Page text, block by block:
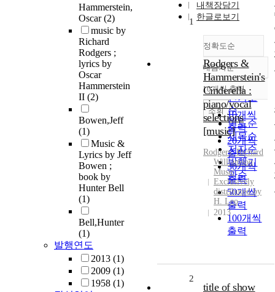
Hammerstein,
Oscar(2)
music by
Richard
Rodgers ;
lyrics by
Oscar
Hammerstein
II (2)
Bowen,Jeff
(1)
Music &
Lyrics by Jeff
Bowen ;
book by
Hunter Bell
(1)
Bell,Hunter
(1)
발행연도
2013 (1)
2009 (1)
1958 (1)
내책장담기
한글로보기
정확도순
정확도
순
인기도
순
연도순
제목순
저자순
발행기
관순
내림차순
내림차순
10개씩 출력
10개씩
출력
20개씩
출력
30개씩
출력
50개씩
출력
100개씩
출력
조회
1
Rodgers &
Hammerstein's
Cinderella :
piano/vocal
selections
[music]
Rodgers, Richard
Williamson
Music
Exclusively
distributed by
H. Leo
2013
2
title of show